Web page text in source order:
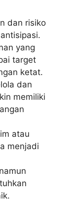
dan risiko
yang
target
ketat.
dan
memiliki
atau
menjadi